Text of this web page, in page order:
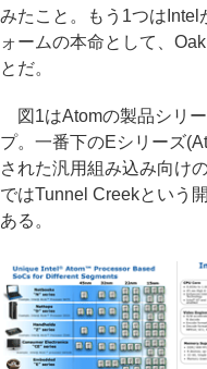
みたこと。もう1つはIntel
ォームの本命として、
とだ。
図1はAtomの製品シリ
プ。一番下のEシリーズ
された汎用組み込み向け
ではTunnel Creekという
ある。